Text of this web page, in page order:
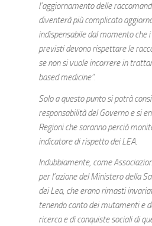
l’aggiornamento delle
diventerà più complicato
indispensabile dal momento che
previsti devono rispettare le
se non si vuole incorrere in
based medicine”.
Solo a questo punto si potrà
responsabilità del Governo e si
Regioni che saranno perciò
indicatore di rispetto dei LEA.
Indubbiamente, come
per l’azione del Ministero della
dei Lea, che erano rimasti
tenendo conto dei mutamenti e
ricerca e di conquiste sociali di